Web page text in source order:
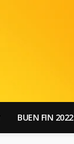
BUEN FIN 2022